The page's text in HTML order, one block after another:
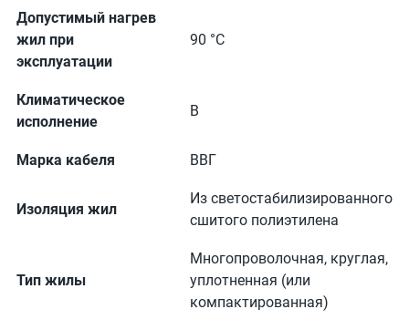
Допустимый нагрев
жил при
эксплуатации
90 °С
Климатическое
исполнение
В
Марка кабеля ВВГ
Изоляция жил
Из светостабилизированного
сшитого полиэтилена
Тип жилы
Многопроволочная, круглая,
уплотненная (или
компактированная)